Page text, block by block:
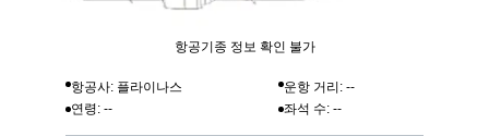
항공기종 정보 확인 불가
항공사: 플라이나스
운항 거리: --
연령: --
좌석 수: --